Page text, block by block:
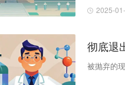
2025-
彻底退
被抛弃的